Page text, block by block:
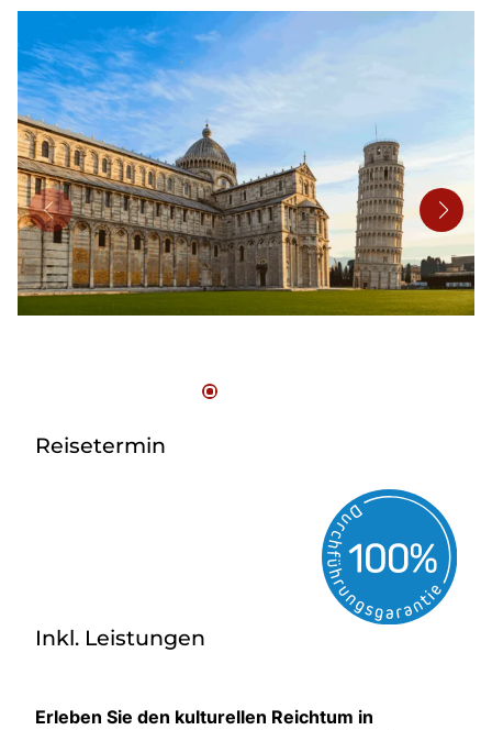
Busreisen
Bus mieten
Flughafentransfer
Kontakt
Reisetermin
Inkl. Leistungen
Erleben Sie den kulturellen Reichtum in